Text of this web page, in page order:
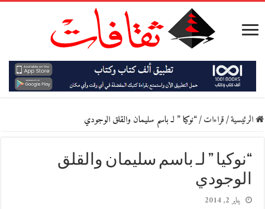
الرئيسية/قراءات/“نوكيا ” لـ باسم سليمان والقلق الوجودي
“نوكيا ” لـ باسم سليمان والقلق
الوجودي
يناير 2, 2014